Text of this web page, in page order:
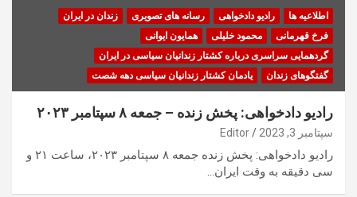
اطلاعیه ها رادیو دادخواهی رسانه های تصویری
زندان در ایران
فرخ قهرمانی
محمود خلیلی
همایون ایوانی
گردهمایی سراسری درباره کشتار زندانیان سیاسی در ایران
گفتگوهای زندان
یادمان کشتار زندانیان سیاسی دهه شصت
رادیو دادخواهی: پخش زنده – جمعه ۸ سپتامبر ۲۰۲۳
سپتامبر 3, 2023 Editor
رادیو دادخواهی: پخش زنده جمعه ۸ سپتامبر ۲۰۲۳، ساعت ۲۱ و
سی دقیقه به وقت ایران…